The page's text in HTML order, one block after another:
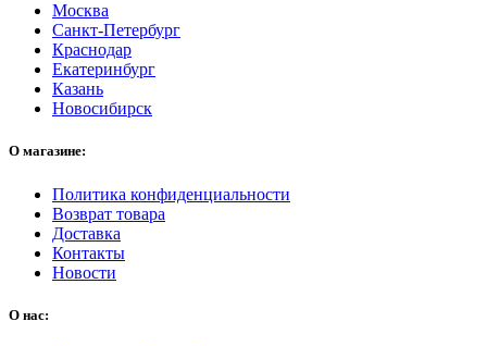
Москва
Санкт-Петербург
Краснодар
Екатеринбург
Казань
Новосибирск
О магазине:
Политика конфиденциальности
Возврат товара
Доставка
Контакты
Новости
О нас: